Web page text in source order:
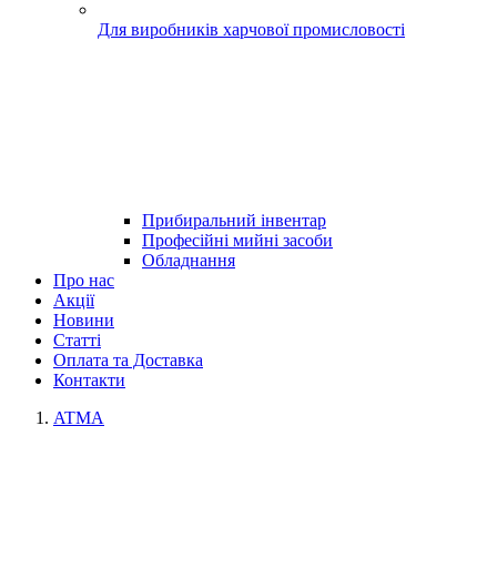
Для виробників харчової промисловості
Прибиральний інвентар
Професійні мийні засоби
Обладнання
Про нас
Акції
Новини
Статті
Оплата та Доставка
Контакти
ATMA